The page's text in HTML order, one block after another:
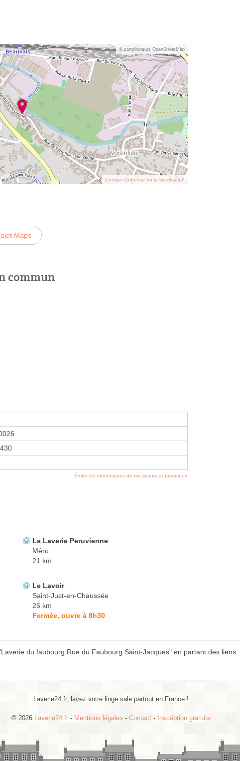
© contributeurs OpenStreetMap
Corriger l’adresse ou la localisation
Maps
commun
Éditer les informations de ma laverie automatique
La Laverie Peruvienne
Méru
21 km
Le Lavoir
Saint-Just-en-Chaussée
26 km
Fermée, ouvre à 8h30
du faubourg Rue du Faubourg Saint-Jacques" en partant des liens :
Laverie24.fr, lavez votre linge sale partout en France !
© 2026 Laverie24.fr - Mentions légales - Contact - Inscription gratuite